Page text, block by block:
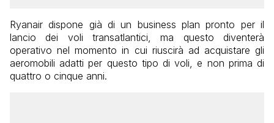
Ryanair dispone già di un business plan pronto per il
lancio dei voli transatlantici, ma questo diventerà
operativo nel momento in cui riuscirà ad acquistare gli
aeromobili adatti per questo tipo di voli, e non prima di
quattro o cinque anni.